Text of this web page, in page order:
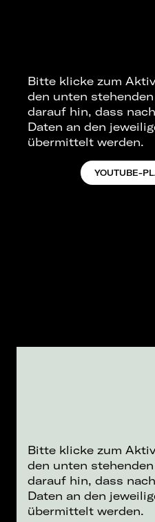
Bitte klicke zum
den unten
darauf hin, dass
Daten an den
übermittelt werden.
YOUTUBE-
Bitte klicke zum
den unten
darauf hin, dass
Daten an den
übermittelt werden.